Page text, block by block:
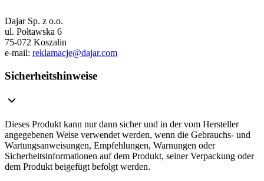
Dajar Sp. z o.o.
ul. Połtawska 6
75-072 Koszalin
e-mail: reklamacje@dajar.com
Sicherheitshinweise
Dieses Produkt kann nur dann sicher und in der vom Hersteller
angegebenen Weise verwendet werden, wenn die Gebrauchs- und
Wartungsanweisungen, Empfehlungen, Warnungen oder
Sicherheitsinformationen auf dem Produkt, seiner Verpackung oder
dem Produkt beigefügt befolgt werden.